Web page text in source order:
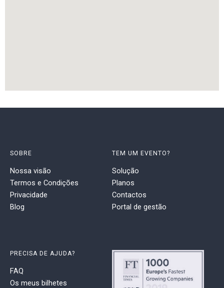
SOBRE
Nossa visão
Termos e Condições
Privacidade
Blog
TEM UM EVENTO?
Solução
Planos
Contactos
Portal de gestão
PRECISA DE AJUDA?
FAQ
Os meus bilhetes